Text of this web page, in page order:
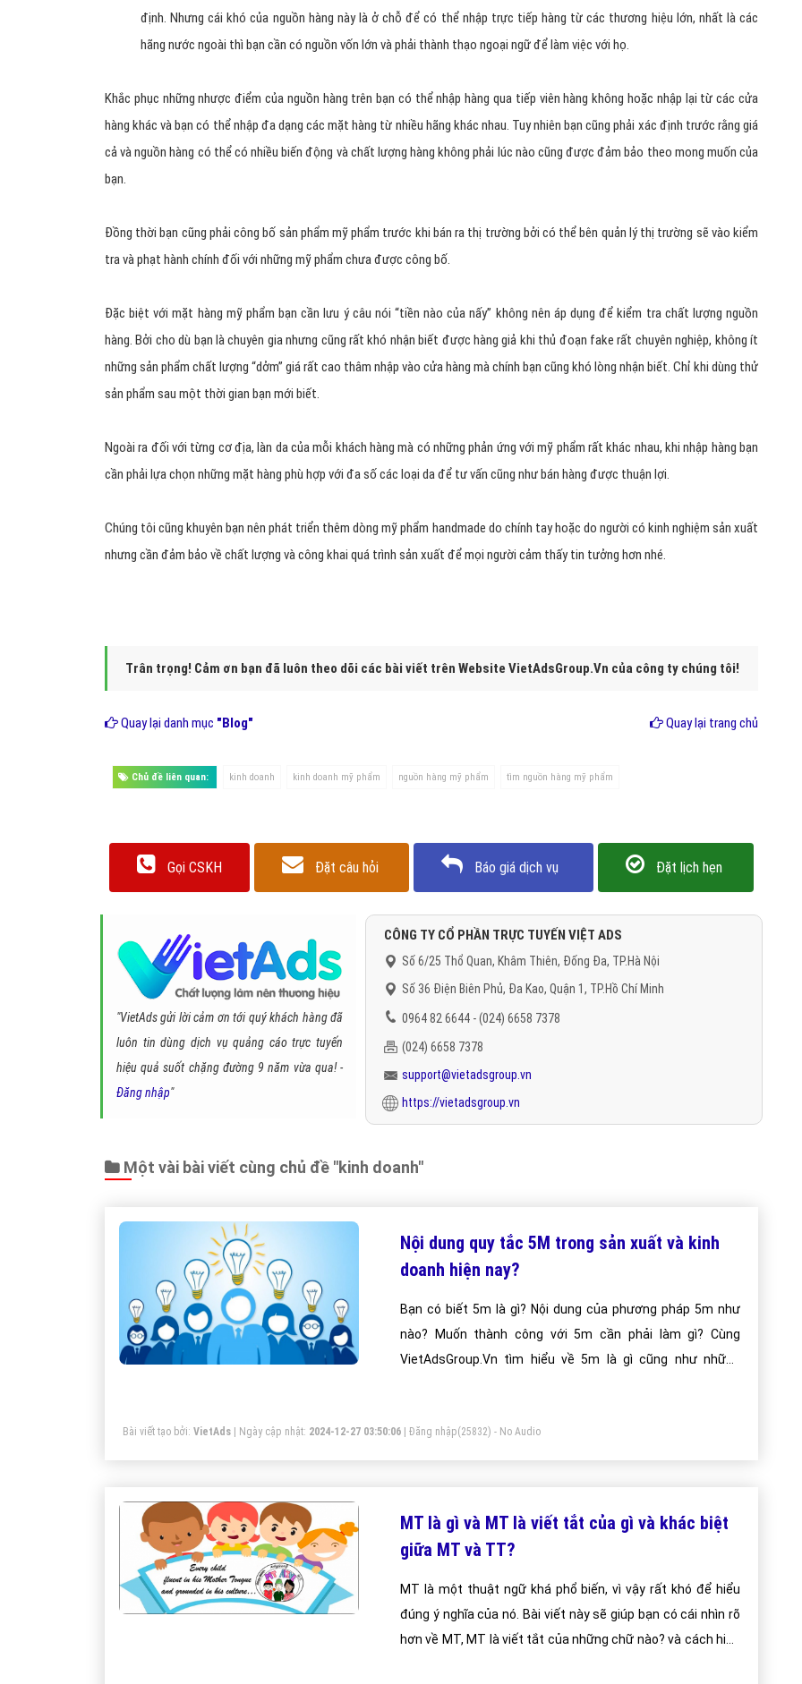
định. Nhưng cái khó của nguồn hàng này là ở chỗ để có thể nhập trực tiếp hàng từ các thương hiệu lớn, nhất là các
hãng nước ngoài thì bạn cần có nguồn vốn lớn và phải thành thạo ngoại ngữ để làm việc với họ.
Khắc phục những nhược điểm của nguồn hàng trên bạn có thể nhập hàng qua tiếp viên hàng không hoặc nhập lại từ các cửa
hàng khác và bạn có thể nhập đa dạng các mặt hàng từ nhiều hãng khác nhau. Tuy nhiên bạn cũng phải xác định trước rằng giá
cả và nguồn hàng có thể có nhiều biến động và chất lượng hàng không phải lúc nào cũng được đảm bảo theo mong muốn của
bạn.
Đồng thời bạn cũng phải công bố sản phẩm mỹ phẩm trước khi bán ra thị trường bởi có thể bên quản lý thị trường sẽ vào kiểm
tra và phạt hành chính đối với những mỹ phẩm chưa được công bố.
Đặc biệt với mặt hàng mỹ phẩm bạn cần lưu ý câu nói “tiền nào của nấy” không nên áp dụng để kiểm tra chất lượng nguồn
hàng. Bởi cho dù bạn là chuyên gia nhưng cũng rất khó nhận biết được hàng giả khi thủ đoạn fake rất chuyên nghiệp, không ít
những sản phẩm chất lượng “dởm” giá rất cao thâm nhập vào cửa hàng mà chính bạn cũng khó lòng nhận biết. Chỉ khi dùng thử
sản phẩm sau một thời gian bạn mới biết.
Ngoài ra đối với từng cơ địa, làn da của mỗi khách hàng mà có những phản ứng với mỹ phẩm rất khác nhau, khi nhập hàng bạn
cần phải lựa chọn những mặt hàng phù hợp với đa số các loại da để tư vấn cũng như bán hàng được thuận lợi.
Chúng tôi cũng khuyên bạn nên phát triển thêm dòng mỹ phẩm handmade do chính tay hoặc do người có kinh nghiệm sản xuất
nhưng cần đảm bảo về chất lượng và công khai quá trình sản xuất để mọi người cảm thấy tin tưởng hơn nhé.
Trân trọng! Cảm ơn bạn đã luôn theo dõi các bài viết trên Website VietAdsGroup.Vn của công ty chúng tôi!
Quay lại danh mục "Blog" Quay lại trang chủ
Chủ đề liên quan: kinh doanh kinh doanh mỹ phẩm nguồn hàng mỹ phẩm tìm nguồn hàng mỹ phẩm
Gọi CSKH Đặt câu hỏi Báo giá dịch vụ Đặt lịch hẹn
"VietAds gửi lời cảm ơn tới quý khách hàng đã
luôn tin dùng dịch vụ quảng cáo trực tuyến
hiệu quả suốt chặng đường 9 năm vừa qua! -
Đăng nhập"
CÔNG TY CỔ PHẦN TRỰC TUYẾN VIỆT ADS
Số 6/25 Thổ Quan, Khâm Thiên, Đống Đa, TP.Hà Nội
Số 36 Điện Biên Phủ, Đa Kao, Quận 1, TP.Hồ Chí Minh
0964 82 6644 - (024) 6658 7378
(024) 6658 7378
support@vietadsgroup.vn
https://vietadsgroup.vn
Một vài bài viết cùng chủ đề "kinh doanh"
Nội dung quy tắc 5M trong sản xuất và kinh
doanh hiện nay?
Bạn có biết 5m là gì? Nội dung của phương pháp 5m như
nào? Muốn thành công với 5m cần phải làm gì? Cùng
VietAdsGroup.Vn tìm hiểu về 5m là gì cũng như những
Bài viết tạo bởi: VietAds | Ngày cập nhật: 2024-12-27 03:50:06 Đăng nhập(25832) - No Audio
MT là gì và MT là viết tắt của gì và khác biệt
giữa MT và TT?
MT là một thuật ngữ khá phổ biến, vì vậy rất khó để hiểu
đúng ý nghĩa của nó. Bài viết này sẽ giúp bạn có cái nhìn rõ
hơn về MT, MT là viết tắt của những chữ nào? và cách hiểu